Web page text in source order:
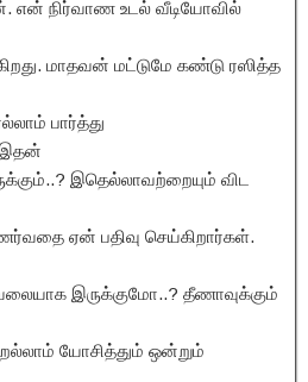
என் நிர்வாண உடல் வீடியோவில்
மாதவன் மட்டுமே கண்டு ரஸித்த
பார்த்து
இதன்
இதெல்லாவற்றையும் விட
ஏன் பதிவு செய்கிறார்கள்.
இருக்குமோ..? தீணாவுக்கும்
யோசித்தும் ஒன்றும்